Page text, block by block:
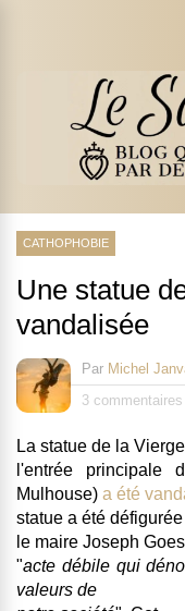
CATHOPHOBIE
Une statue
vandalisée
Par Michel
3 commentaires
La statue de la
l'entrée principale
Mulhouse) a été
statue a été
le maire Joseph
"acte débile qui
valeurs de